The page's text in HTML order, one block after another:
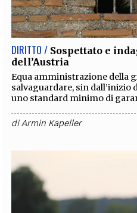
DIRITTO / Sospettato e
dell’Austria
Equa amministrazione della
salvaguardare, sin dall’inizio
uno standard minimo di
diArmin Kapeller